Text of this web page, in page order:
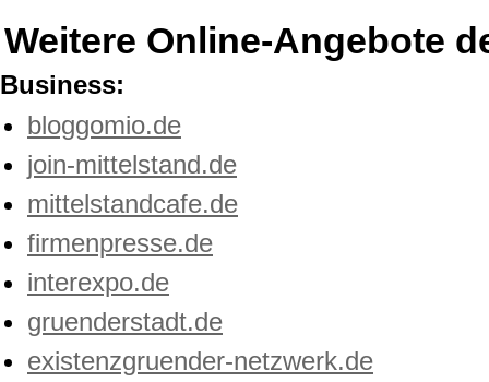
Weitere Online-Angebote
Business:
bloggomio.de
join-mittelstand.de
mittelstandcafe.de
firmenpresse.de
interexpo.de
gruenderstadt.de
existenzgruender-netzwerk.de